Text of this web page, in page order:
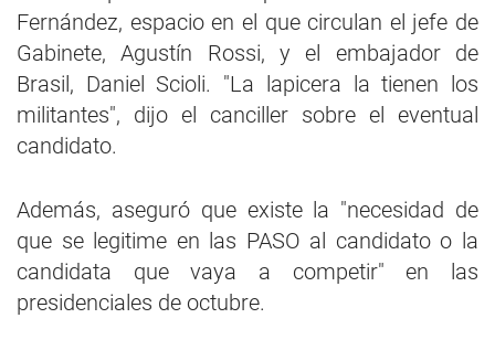
Fernández, espacio en el que circulan el jefe de
Gabinete, Agustín Rossi, y el embajador de
Brasil, Daniel Scioli. "La lapicera la tienen los
militantes", dijo el canciller sobre el eventual
candidato.
Además, aseguró que existe la "necesidad de
que se legitime en las PASO al candidato o la
candidata que vaya a competir" en las
presidenciales de octubre.